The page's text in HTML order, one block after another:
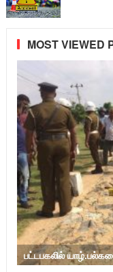
MOST VIEWED
பட்டபகலில்